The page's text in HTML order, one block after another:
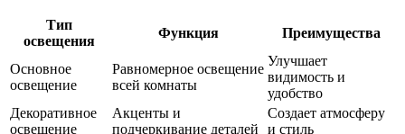
Тип
освещения
Функция Преимущества
Основное
освещение
Равномерное освещение
всей комнаты
Улучшает
видимость и
удобство
Декоративное
освещение
Акценты и
подчеркивание деталей
Создает атмосферу
и стиль